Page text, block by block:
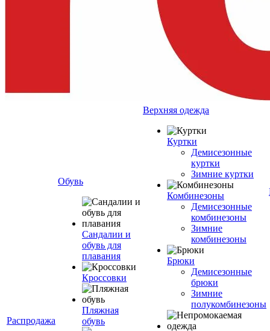
Распродажа
Обувь
Сандалии и
обувь для
плавания
Кроссовки
Пляжная
обувь
Верхняя одежда
Куртки
Демисезонные
куртки
Зимние куртки
Комбинезоны
Демисезонные
комбинезоны
Зимние
комбинезоны
Брюки
Демисезонные
брюки
Зимние
полукомбинезоны